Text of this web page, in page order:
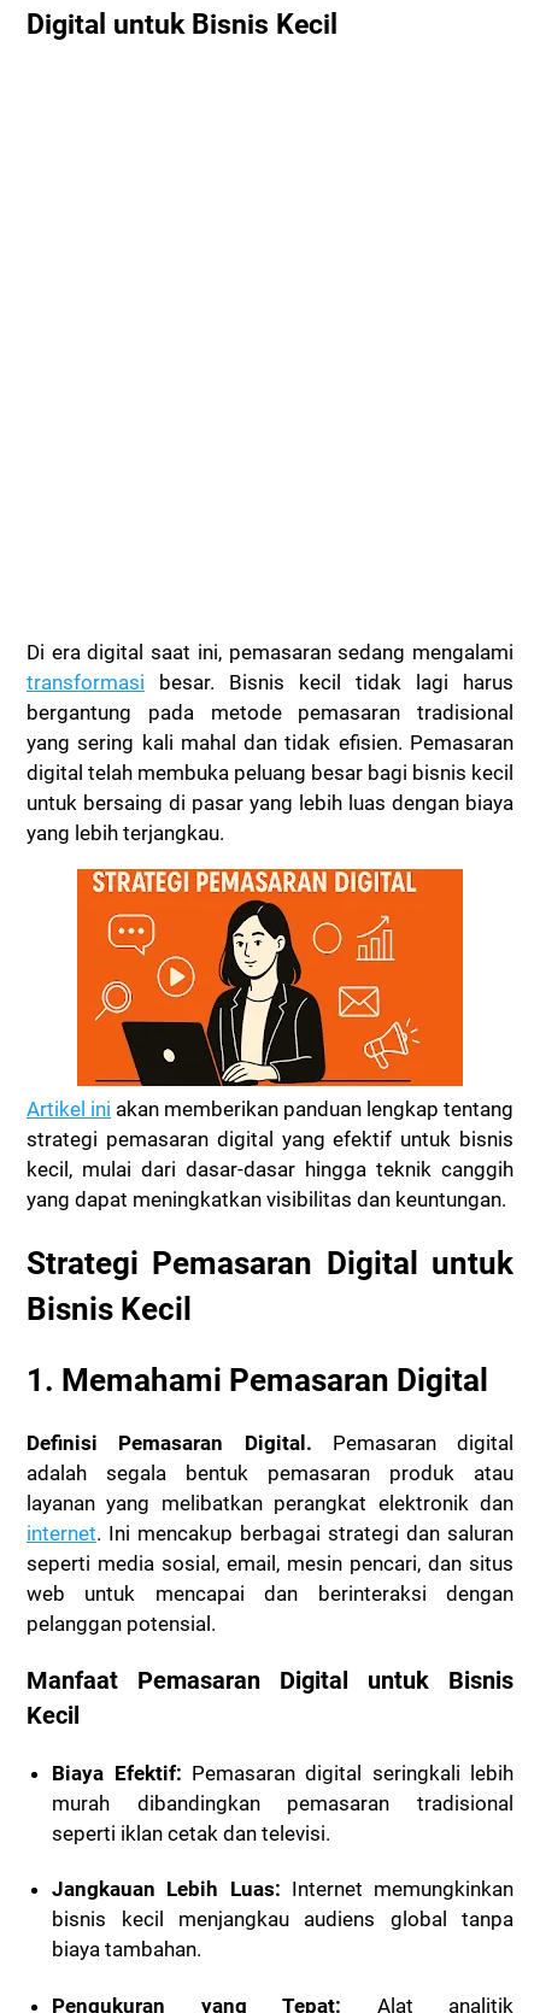
Digital untuk Bisnis Kecil
Di era digital saat ini, pemasaran sedang mengalami
transformasi besar. Bisnis kecil tidak lagi harus
bergantung pada metode pemasaran tradisional
yang sering kali mahal dan tidak efisien. Pemasaran
digital telah membuka peluang besar bagi bisnis kecil
untuk bersaing di pasar yang lebih luas dengan biaya
yang lebih terjangkau.
Artikel ini akan memberikan panduan lengkap tentang
strategi pemasaran digital yang efektif untuk bisnis
kecil, mulai dari dasar-dasar hingga teknik canggih
yang dapat meningkatkan visibilitas dan keuntungan.
Strategi Pemasaran Digital untuk
Bisnis Kecil
1. Memahami Pemasaran Digital
Definisi Pemasaran Digital. Pemasaran digital
adalah segala bentuk pemasaran produk atau
layanan yang melibatkan perangkat elektronik dan
internet. Ini mencakup berbagai strategi dan saluran
seperti media sosial, email, mesin pencari, dan situs
web untuk mencapai dan berinteraksi dengan
pelanggan potensial.
Manfaat Pemasaran Digital untuk Bisnis
Kecil
Biaya Efektif: Pemasaran digital seringkali lebih
murah dibandingkan pemasaran tradisional
seperti iklan cetak dan televisi.
Jangkauan Lebih Luas: Internet memungkinkan
bisnis kecil menjangkau audiens global tanpa
biaya tambahan.
Pengukuran yang Tepat: Alat analitik